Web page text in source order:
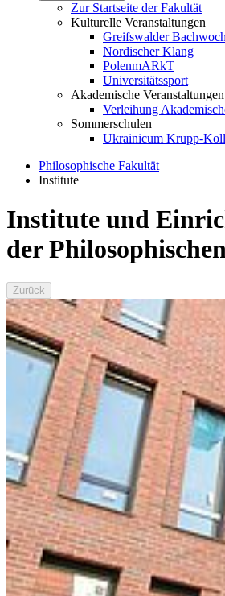
Zur Startseite der Fakultät
Kulturelle Veranstaltungen
Greifswalder
Nordischer Klang
PolenmARkT
Universitätssport
Akademische Veranstaltungen
Verleihung
Sommerschulen
Ukrainicum Krupp-
Philosophische Fakultät
Institute
Institute und
der
Zurück